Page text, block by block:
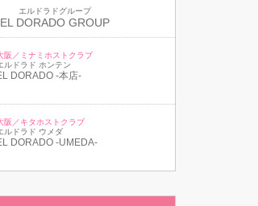
エルドラドグループ
EL DORADO GROUP
阪／ミナミホストクラブ
ルドラド ホンテン
DORADO -本店-
阪／キタホストクラブ
ルドラド ウメダ
DORADO -UMEDA-